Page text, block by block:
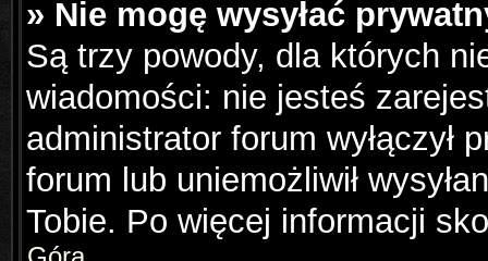
» Nie mogę wysyłać
Są trzy powody, dla których
wiadomości: nie jesteś
administrator forum wyłączył
forum lub uniemożliwił
Tobie. Po więcej informacji